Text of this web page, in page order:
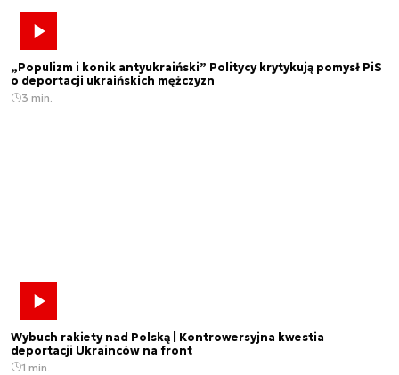
„Populizm i konik antyukraiński” Politycy krytykują pomysł PiS
o deportacji ukraińskich mężczyzn
3 min.
Wybuch rakiety nad Polską | Kontrowersyjna kwestia
deportacji Ukrainców na front
1 min.